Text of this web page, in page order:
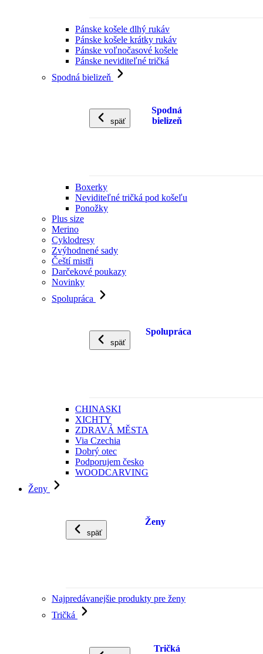
Pánske košele dlhý rukáv
Pánske košele krátky rukáv
Pánske voľnočasové košele
Pánske neviditeľné tričká
Spodná bielizeň
späť
Spodná
bielizeň
Boxerky
Neviditeľné tričká pod košeľu
Ponožky
Plus size
Merino
Cyklodresy
Zvýhodnené sady
Čeští mistři
Darčekové poukazy
Novinky
Spolupráca
späť
Spolupráca
CHINASKI
XICHTY
ZDRAVÁ MĚSTA
Via Czechia
Dobrý otec
Podporujem česko
WOODCARVING
Ženy
späť
Ženy
Najpredávanejšie produkty pre ženy
Tričká
Tričká